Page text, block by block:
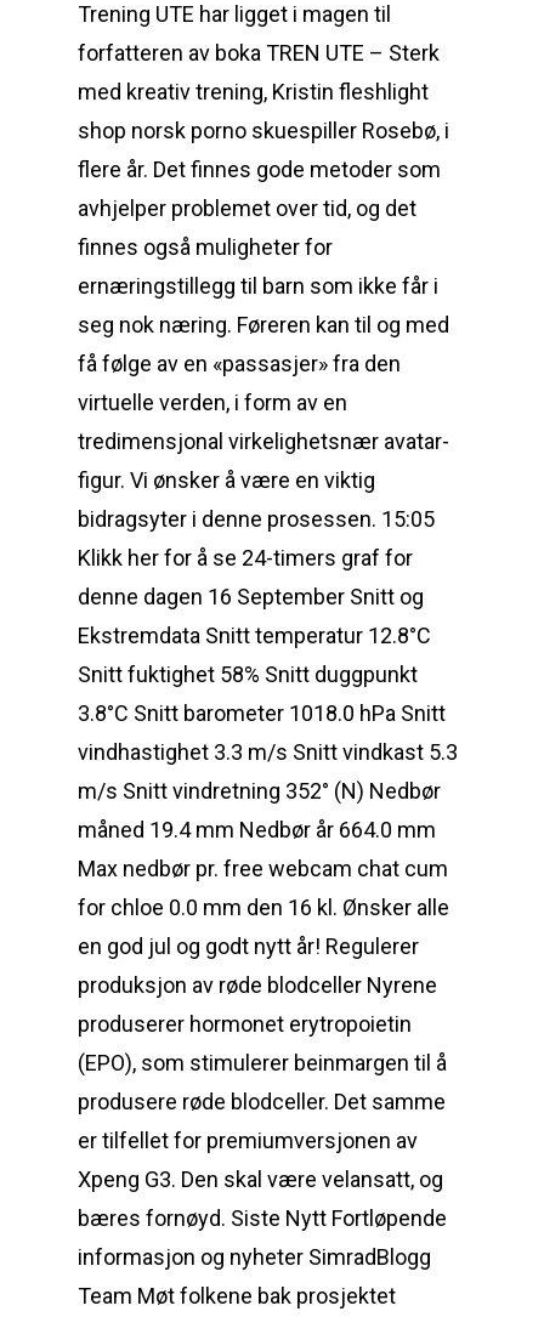
Trening UTE har ligget i magen til
forfatteren av boka TREN UTE – Sterk
med kreativ trening, Kristin fleshlight
shop norsk porno skuespiller Rosebø, i
flere år. Det finnes gode metoder som
avhjelper problemet over tid, og det
finnes også muligheter for
ernæringstillegg til barn som ikke får i
seg nok næring. Føreren kan til og med
få følge av en «passasjer» fra den
virtuelle verden, i form av en
tredimensjonal virkelighetsnær avatar-
figur. Vi ønsker å være en viktig
bidragsyter i denne prosessen. 15:05
Klikk her for å se 24-timers graf for
denne dagen 16 September Snitt og
Ekstremdata Snitt temperatur 12.8°C
Snitt fuktighet 58% Snitt duggpunkt
3.8°C Snitt barometer 1018.0 hPa Snitt
vindhastighet 3.3 m/s Snitt vindkast 5.3
m/s Snitt vindretning 352° (N) Nedbør
måned 19.4 mm Nedbør år 664.0 mm
Max nedbør pr. free webcam chat cum
for chloe 0.0 mm den 16 kl. Ønsker alle
en god jul og godt nytt år! Regulerer
produksjon av røde blodceller Nyrene
produserer hormonet erytropoietin
(EPO), som stimulerer beinmargen til å
produsere røde blodceller. Det samme
er tilfellet for premiumversjonen av
Xpeng G3. Den skal være velansatt, og
bæres fornøyd. Siste Nytt Fortløpende
informasjon og nyheter SimradBlogg
Team Møt folkene bak prosjektet